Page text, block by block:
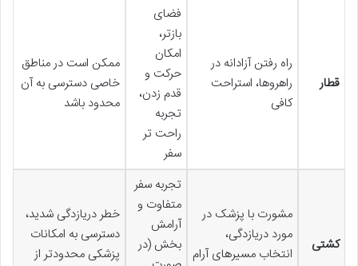
قطار
راه رفتن آزادانه در
راهروها، استراحت
کافی
فضای
بازتر،
امکان
حرکت و
قدم زدن،
تجربه
راحت تر
سفر
ممکن است در مناطق
خاصی دسترسی به آن
محدود باشد
کشتی
مشورت با پزشک در
مورد دریازدگی،
انتخاب مسیرهای آرام
تجربه سفر
متفاوت و
آرامش
بخش (در
خطر دریازدگی شدید،
دسترسی به امکانات
پزشکی محدودتر از